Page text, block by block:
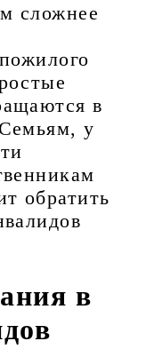
сложнее
в
у
обратить
в